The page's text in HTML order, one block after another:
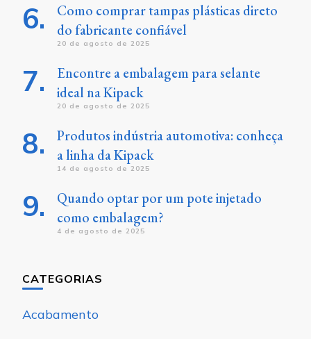
Como comprar tampas plásticas direto
do fabricante confiável
20 de agosto de 2025
Encontre a embalagem para selante
ideal na Kipack
20 de agosto de 2025
Produtos indústria automotiva: conheça
a linha da Kipack
14 de agosto de 2025
Quando optar por um pote injetado
como embalagem?
4 de agosto de 2025
CATEGORIAS
Acabamento